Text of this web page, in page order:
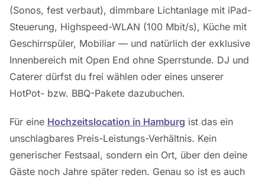
(Sonos, fest verbaut), dimmbare Lichtanlage mit iPad-
Steuerung, Highspeed-WLAN (100 Mbit/s), Küche mit
Geschirrspüler, Mobiliar — und natürlich der exklusive
Innenbereich mit Open End ohne Sperrstunde. DJ und
Caterer dürfst du frei wählen oder eines unserer
HotPot- bzw. BBQ-Pakete dazubuchen.
Für eine Hochzeitslocation in Hamburg ist das ein
unschlagbares Preis-Leistungs-Verhältnis. Kein
generischer Festsaal, sondern ein Ort, über den deine
Gäste noch Jahre später reden. Genau so ist es auch